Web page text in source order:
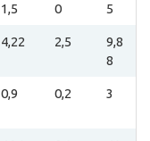
1,5 0 5
4,22 2,5
9,8
8
0,9 0,2 3